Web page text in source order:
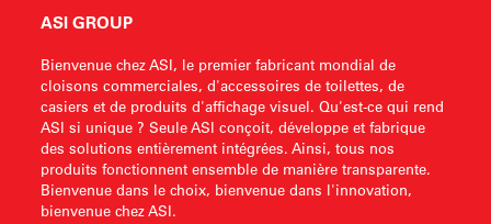
ASI GROUP
Bienvenue chez ASI, le premier fabricant mondial de
cloisons commerciales, d'accessoires de toilettes, de
casiers et de produits d'affichage visuel. Qu'est-ce qui rend
ASI si unique ? Seule ASI conçoit, développe et fabrique
des solutions entièrement intégrées. Ainsi, tous nos
produits fonctionnent ensemble de manière transparente.
Bienvenue dans le choix, bienvenue dans l'innovation,
bienvenue chez ASI.